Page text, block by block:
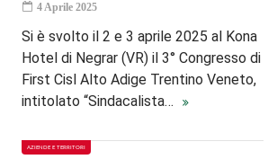
4 Aprile 2025
Si è svolto il 2 e 3 aprile 2025 al Kona
Hotel di Negrar (VR) il 3° Congresso di
First Cisl Alto Adige Trentino Veneto,
intitolato “Sindacalista…
AZIENDE E TERRITORI